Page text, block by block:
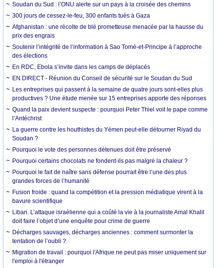
Soudan du Sud : l’ONU alerte sur un pays à la croisée des chemins
300 jours de cessez-le-feu, 300 enfants tués à Gaza
Afghanistan : une récolte de blé prometteuse menacée par la hausse du
prix des engrais
Soutenir l’intégrité de l’information à Sao Tomé-et-Principe à l’approche
des élections
En RDC, Ebola s’invite dans les camps de déplacés
EN DIRECT - Réunion du Conseil de sécurité sur le Soudan du Sud
Les entreprises qui passent à la semaine de quatre jours sont-elles plus
productives ? Une étude menée sur 15 entreprises apporte des réponses
Quand la paix devient suspecte : pourquoi Peter Thiel voit le pape comme
l’Antéchrist
La guerre contre les houthistes du Yémen peut-elle détourner Riyad du
Soudan ?
Pourquoi le vote des personnes détenues doit être préservé
Pourquoi certains chocolats ne fondent-ils pas malgré la chaleur ?
Pourquoi le fait de naître sans défense pourrait être l’une des plus
grandes forces de l’humanité
Fusion froide : quand la compétition et la pression médiatique virent à la
bavure scientifique
Liban. L’attaque israélienne qui a coûté la vie à la journaliste Amal Khalil
doit faire l’objet d’une enquête pour crime de guerre
Décharges sauvages, décharges anciennes : comment surmonter la
tentation de l’oubli ?
Migration de travail : pourquoi l'Afrique ne peut pas miser uniquement sur
l'emploi à l'étranger